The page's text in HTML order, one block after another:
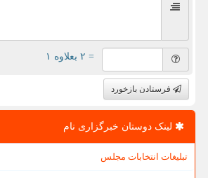
= ۲ بعلاوه ۱
فرستادن بازخورد
لینک دوستان خبرگزاری نام
تبلیغات انتخابات مجلس